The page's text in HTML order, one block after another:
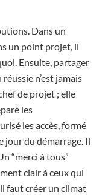
Dans un
un point projet, il
Ensuite, partager
n’est jamais
de projet ; elle
les
les accès, formé
jour du démarrage. Il
“merci à tous”
clair à ceux qui
faut créer un climat